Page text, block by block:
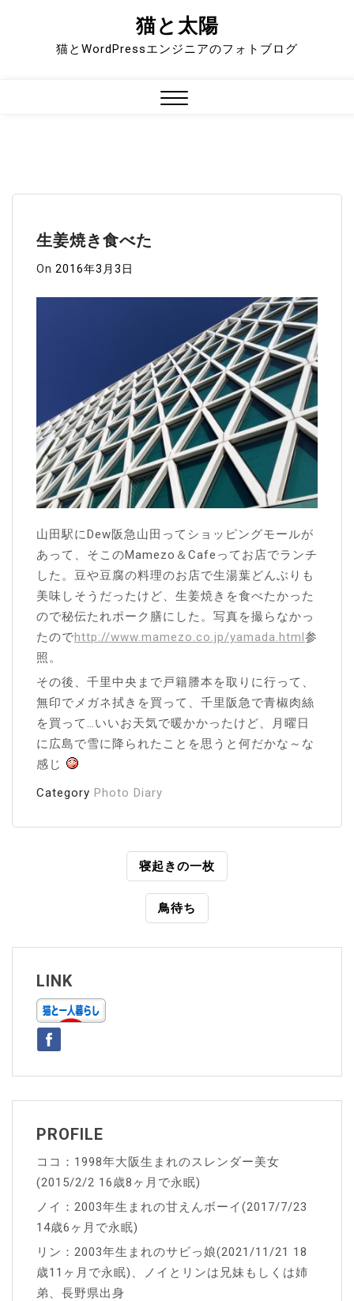
猫と太陽
猫とWordPressエンジニアのフォトブログ
生姜焼き食べた
On 2016年3月3日
山田駅にDew阪急山田ってショッピングモールが
あって、そこのMamezo＆Cafeってお店でランチ
した。豆や豆腐の料理のお店で生湯葉どんぶりも
美味しそうだったけど、生姜焼きを食べたかった
ので秘伝たれポーク膳にした。写真を撮らなかっ
たのでhttp://www.mamezo.co.jp/yamada.html参
照。
その後、千里中央まで戸籍謄本を取りに行って、
無印でメガネ拭きを買って、千里阪急で青椒肉絲
を買って…いいお天気で暖かかったけど、月曜日
に広島で雪に降られたことを思うと何だかな～な
感じ
Category Photo Diary
ビ
ゲ
ー
シ
ョ
ン
寝起きの一枚
鳥待ち
LINK
PROFILE
ココ：1998年大阪生まれのスレンダー美女
(2015/2/2 16歳8ヶ月で永眠)
ノイ：2003年生まれの甘えんボーイ(2017/7/23
14歳6ヶ月で永眠)
リン：2003年生まれのサビっ娘(2021/11/21 18
歳11ヶ月で永眠)、ノイとリンは兄妹もしくは姉
弟、長野県出身